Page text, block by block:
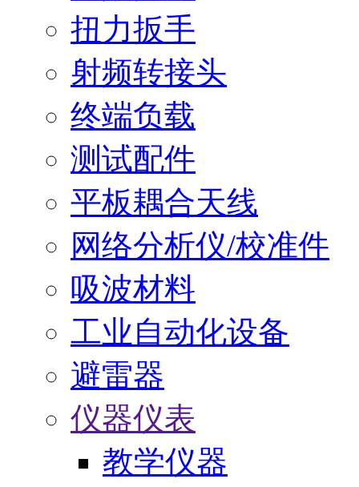
扭力扳手
射频转接头
终端负载
测试配件
平板耦合天线
网络分析仪/校准件
吸波材料
工业自动化设备
避雷器
仪器仪表
教学仪器